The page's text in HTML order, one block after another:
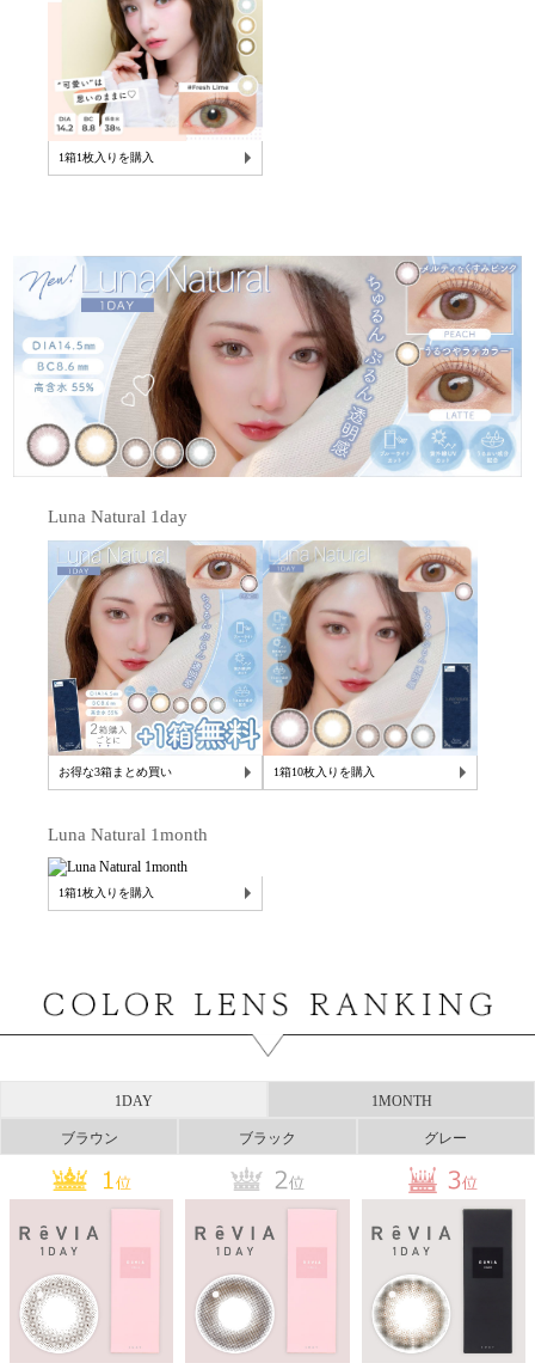
1箱1枚入りを購入
Luna Natural 1day
お得な3箱まとめ買い 1箱10枚入りを購入
Luna Natural 1month
1箱1枚入りを購入
1DAY 1MONTH
ブラウン ブラック グレー